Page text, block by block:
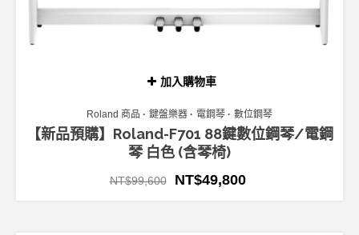
加入購物車
Roland 商品 鍵盤樂器 電鋼琴 數位鋼琴
【新品預購】Roland-F701 88鍵數位鋼琴/電鋼
琴 白色 (含琴椅)
NT$99,600 NT$49,800